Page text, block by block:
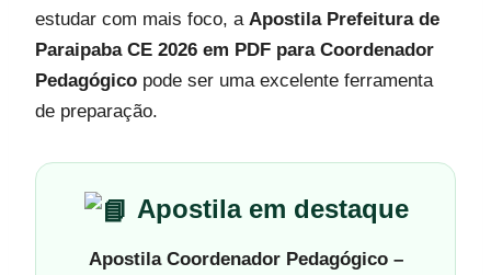
estudar com mais foco, a Apostila Prefeitura de
Paraipaba CE 2026 em PDF para Coordenador
Pedagógico pode ser uma excelente ferramenta
de preparação.
Apostila em destaque
Apostila Coordenador Pedagógico –